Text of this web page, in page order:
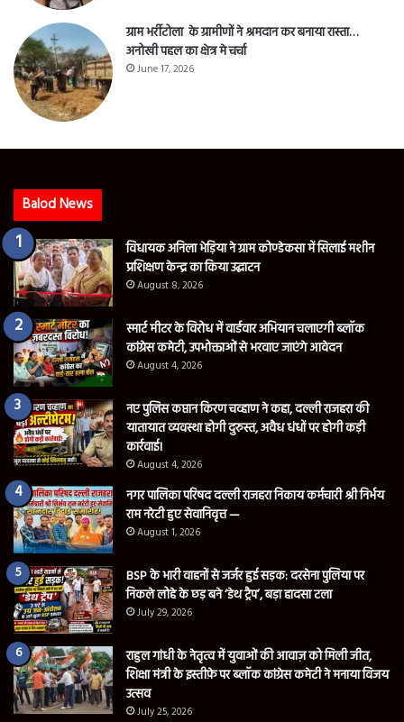
ग्राम भर्रीटोला के ग्रामीणों ने श्रमदान कर बनाया रास्ता…
अनोखी पहल का क्षेत्र मे चर्चा
June 17, 2026
Balod News
विधायक अनिला भेड़िया ने ग्राम कोण्डेकसा में सिलाई मशीन
प्रशिक्षण केन्द्र का किया उद्घाटन
August 8, 2026
स्मार्ट मीटर के विरोध में वार्डवार अभियान चलाएगी ब्लॉक
कांग्रेस कमेटी, उपभोक्ताओं से भरवाए जाएंगे आवेदन
August 4, 2026
नए पुलिस कप्तान किरण चव्हाण ने कहा, दल्ली राजहरा की
यातायात व्यवस्था होगी दुरुस्त, अवैध धंधों पर होगी कड़ी
कार्रवाई।
August 4, 2026
नगर पालिका परिषद दल्ली राजहरा निकाय कर्मचारी श्री निर्भय
राम नरेटी हुए सेवानिवृत्त —
August 1, 2026
BSP के भारी वाहनों से जर्जर हुई सड़क: दरसेना पुलिया पर
निकले लोहे के छड़ बने ‘डेथ ट्रैप’, बड़ा हादसा टला
July 29, 2026
राहुल गांधी के नेतृत्व में युवाओं की आवाज़ को मिली जीत,
शिक्षा मंत्री के इस्तीफ़े पर ब्लॉक कांग्रेस कमेटी ने मनाया विजय
उत्सव
July 25, 2026